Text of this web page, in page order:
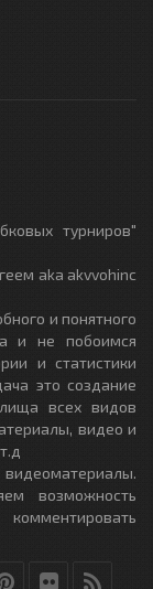
турниров"
aka akvvohinc
и понятного
и не побоимся
и статистики
это создание
всех видов
видео и
возможность